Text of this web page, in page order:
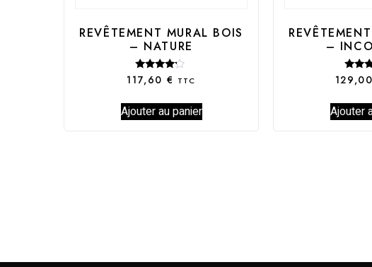
REVÊTEMENT MURAL BOIS
– NATURE
Note
4.00
117,60 € TTC
Ajouter au panier
–
Ajouter